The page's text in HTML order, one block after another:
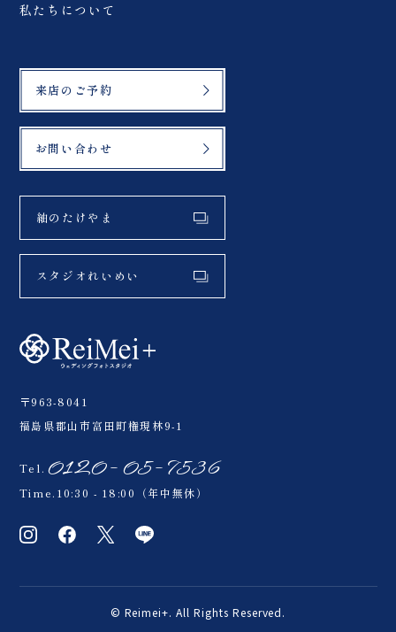
〒963-8041
福島県郡山市富田町権現林9-1
Tel. 0120-05-7536
Time.10:30 - 18:00（年中無休）
私たちについて
来店のご予約
お問い合わせ
紬のたけやま
スタジオれいめい
© Reimei+. All Rights Reserved.